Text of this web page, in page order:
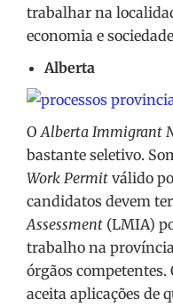
trabalhar na
economia e
Alberta
OAlberta Immigrant
bastante seletivo.
Work Permit válido
candidatos devem
Assessment (LMIA)
trabalho na
órgãos
aceita aplicações de